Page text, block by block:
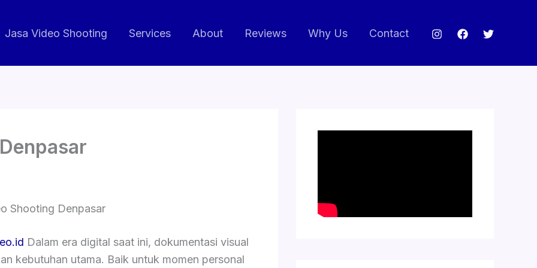
Jasa Video Shooting Services About Reviews Why Us Contact
Shooting Denpasar
Dalam era digital saat ini, dokumentasi visual
kebutuhan utama. Baik untuk momen personal